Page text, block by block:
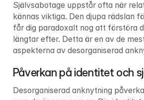
Självsabotage uppstår ofta när
kännas viktiga. Den djupa rädslan
får dig paradoxalt nog att förstöra
längtar efter. Detta är en av de
aspekterna av desorganiserad
Påverkan på identitet och
Desorganiserad anknytning